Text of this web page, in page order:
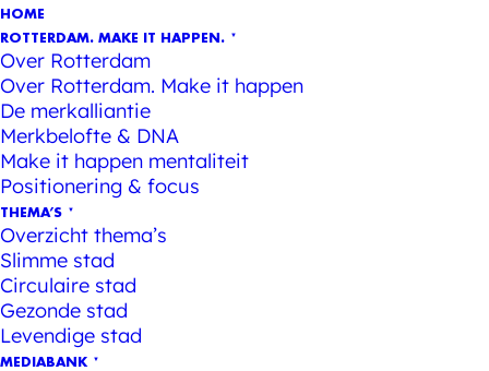
HOME
ROTTERDAM. MAKE IT HAPPEN.
Over Rotterdam
Over Rotterdam. Make it happen
De merkalliantie
Merkbelofte & DNA
Make it happen mentaliteit
Positionering & focus
THEMA’S
Overzicht thema’s
Slimme stad
Circulaire stad
Gezonde stad
Levendige stad
MEDIABANK